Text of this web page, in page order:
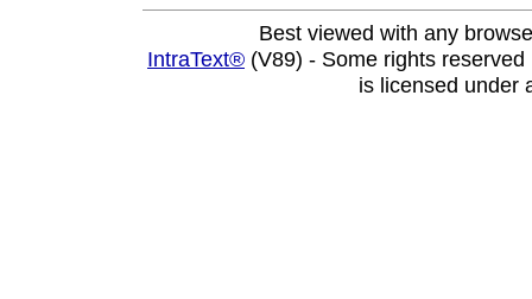
Best viewed with any
IntraText® (V89) - Some rights
is licensed under